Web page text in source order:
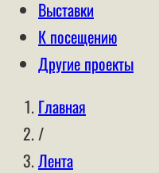
Выставки
К посещению
Другие проекты
Главная
/
Лента